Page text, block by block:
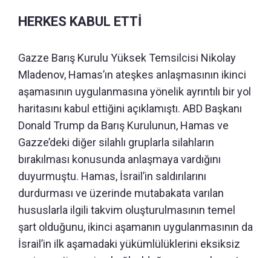
HERKES KABUL ETTİ
Gazze Barış Kurulu Yüksek Temsilcisi Nikolay
Mladenov, Hamas’ın ateşkes anlaşmasının ikinci
aşamasının uygulanmasına yönelik ayrıntılı bir yol
haritasını kabul ettiğini açıklamıştı. ABD Başkanı
Donald Trump da Barış Kurulunun, Hamas ve
Gazze’deki diğer silahlı gruplarla silahların
bırakılması konusunda anlaşmaya vardığını
duyurmuştu. Hamas, İsrail’in saldırılarını
durdurması ve üzerinde mutabakata varılan
hususlarla ilgili takvim oluşturulmasının temel
şart olduğunu, ikinci aşamanın uygulanmasının da
İsrail’in ilk aşamadaki yükümlülüklerini eksiksiz